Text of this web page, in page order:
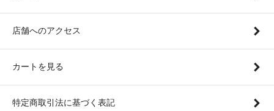
店舗へのアクセス
カートを見る
特定商取引法に基づく表記